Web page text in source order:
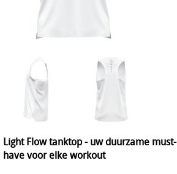
Light Flow tanktop - uw duurzame must-
have voor elke workout